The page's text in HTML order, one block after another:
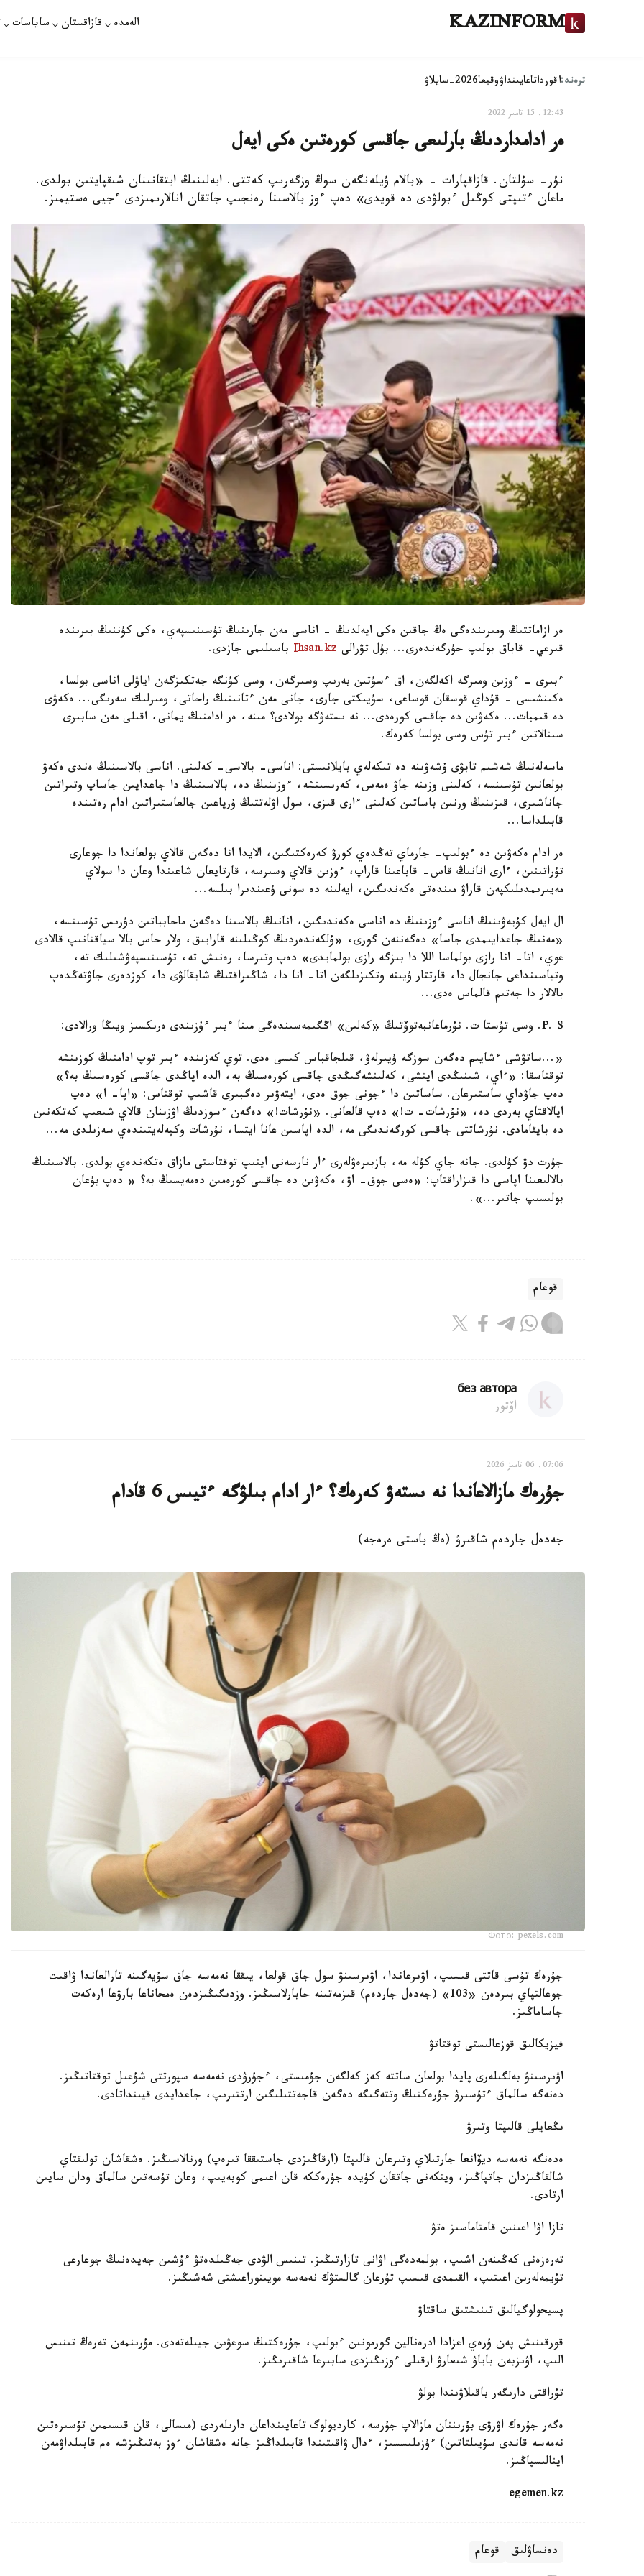
KAZINFORM الەمدە قازاقستان ساياسات
ترەند:اقورداتاعايىنداۋوقيعا2026-سايلاۋ
12:43, 15 تامىز 2022
ەر ادامداردىڭ بارلىعى جاقسى كورەتىن ەكى ايەل
نۇر- سۇلتان. قازاقپارات - «بالام ۇيلەنگەن سوڭ وزگەرىپ كەتتى. ايەلىنىڭ ايتقانىنان شىقپايتىن بولدى.
ماعان ءتىپتى كوڭىل ءبولۋدى دە قويدى» دەپ ءوز بالاسىنا رەنجىپ جاتقان انالارىمىزدى ءجيى ەستيمىز.
ەر ازاماتتىڭ ومىرىندەگى ەڭ جاقىن ەكى ايەلدىڭ - اناسى مەن جارىنىڭ تۇسىنىسپەي، ەكى كۇننىڭ بىرىندە
قىرعي- قاباق بولىپ جۇرگەندەرى... بۇل تۋرالى Іhsan.kz باسىلىمى جازدى.
ءبىرى - ءوزىن ومىرگە اكەلگەن، اق ءسۇتىن بەرىپ وسىرگەن، وسى كۇنگە جەتكىزگەن اياۋلى اناسى بولسا،
ەكىنشىسى - قۇداي قوسقان قوساعى، سۇيىكتى جارى، جانى مەن ءتانىنىڭ راحاتى، ومىرلىك سەرىگى... ەكەۋى
دە قىمبات... ەكەۋىن دە جاقسى كورەدى... نە ىستەۋگە بولادى؟ مىنە، ەر ادامنىڭ يمانى، اقىلى مەن سابىرى
سىنالاتىن ءبىر تۇس وسى بولسا كەرەك.
ماسەلەنىڭ شەشىم تابۋى ۇشەۋىنە دە تىكەلەي بايلانىستى: اناسى- بالاسى- كەلىنى. اناسى بالاسىنىڭ ەندى ەكەۋ
بولعانىن تۇسىنسە، كەلىنى وزىنە جاۋ ەمەس، كەرىسىنشە، ءوزىنىڭ دە، بالاسىنىڭ دا جاعدايىن جاساپ وتىراتىن
جاناشىرى، قىزىنىڭ ورنىن باساتىن كەلىنى ءارى قىزى، سول اۋلەتتىڭ ۇرپاعىن جالعاستىراتىن ادام رەتىندە
قابىلداسا...
ەر ادام ەكەۋىن دە ءبولىپ- جارماي تەڭدەي كورۋ كەرەكتىگىن، الايدا انا دەگەن قالاي بولعاندا دا جوعارى
تۇراتىنىن، ءارى انانىڭ قاس- قاباعىنا قاراپ، ءوزىن قالاي وسىرسە، قارتايعان شاعىندا وعان دا سولاي
مەيىرىمدىلىكپەن قاراۋ مىندەتى ەكەندىگىن، ايەلىنە دە سونى ۇعىندىرا بىلسە...
ال ايەل كۇيەۋىنىڭ اناسى ءوزىنىڭ دە اناسى ەكەندىگىن، انانىڭ بالاسىنا دەگەن ماحابباتىن دۇرىس تۇسىنسە،
«مەنىڭ جاعدايىمدى جاسا» دەگەننەن گورى، «ۇلكەندەردىڭ كوڭىلىنە قارايىق، ولار جاس بالا سياقتانىپ قالادى
عوي، اتا- انا رازى بولماسا اللا دا بىزگە رازى بولمايدى» دەپ وتىرسا، رەنىش تە، تۇسىنىسپەۋشىلىك تە،
وتباسىنداعى جانجال دا، قارتتار ۇيىنە وتكىزىلگەن اتا- انا دا، شاڭىراقتىڭ شايقالۋى دا، كوزدەرى جاۋتەڭدەپ
بالالار دا جەتىم قالماس ەدى...
P. S. وسى تۇستا ت. نۇرماعانبەتوۆتىڭ «كەلىن» اڭگىمەسىندەگى مىنا ءبىر ءۇزىندى ەرىكسىز ويىڭا ورالادى:
«...ساتۋشى ءشايىم دەگەن سوزگە ۇيىرلەۋ، قىلجاقباس كىسى ەدى. توي كەزىندە ءبىر توپ ادامنىڭ كوزىنشە
توقتاسقا: «ءاي، شىنىڭدى ايتشى، كەلىنشەگىڭدى جاقسى كورەسىڭ بە، الدە اپاڭدى جاقسى كورەسىڭ بە؟»
دەپ جاۋداي ساستىرعان. ساساتىن دا ءجونى جوق ەدى، ايتەۋىر دەگبىرى قاشىپ توقتاس: «اپا- ا» دەپ
اپالاقتاي بەردى دە، «نۇرشات- ت!» دەپ قالعانى. «نۇرشات!» دەگەن ءسوزدىڭ اۋزىنان قالاي شىعىپ كەتكەنىن
دە بايقامادى. نۇرشاتتى جاقسى كورگەندىگى مە، الدە اپاسىن عانا ايتسا، نۇرشات وكپەلەيتىندەي سەزىلدى مە...
جۇرت دۋ كۇلدى. جانە جاي كۇلە مە، بازبىرەۋلەرى ءار نارسەنى ايتىپ توقتاستى مازاق ەتكەندەي بولدى. بالاسىنىڭ
بالالىعىنا اپاسى دا قىزاراقتاپ: «ەسى جوق- اۋ، ەكەۋىن دە جاقسى كورەمىن دەمەيسىڭ بە؟ « دەپ بۇعان
بولىسىپ جاتىر...».
قوعام
без автора
اۆتور
07:06, 06 تامىز 2026
جۇرەك مازالاعاندا نە ىستەۋ كەرەك؟ ءار ادام بىلۋگە ءتيىس 6 قادام
جەدەل جاردەم شاقىرۋ (ەڭ باستى ەرەجە)
Фото: pexels.com
جۇرەك تۇسى قاتتى قىسىپ، اۋىرعاندا، اۋىرسىنۋ سول جاق قولعا، يىققا نەمەسە جاق سۇيەگىنە تارالعاندا ۋاقىت
جوعالتپاي بىردەن «103» (جەدەل جاردەم) قىزمەتىنە حابارلاسىڭىز. وزدىگىڭىزدەن ەمحاناعا بارۋعا ارەكەت
جاساماڭىز.
فيزيكالىق قوزعالىستى توقتاتۋ
اۋىرسىنۋ بەلگىلەرى پايدا بولعان ساتتە كەز كەلگەن جۇمىستى، ءجۇرۋدى نەمەسە سپورتتى شۇعىل توقتاتىڭىز.
دەنەگە سالماق ءتۇسىرۋ جۇرەكتىڭ وتتەگىگە دەگەن قاجەتتىلىگىن ارتتىرىپ، جاعدايدى قيىنداتادى.
ىڭعايلى قالىپتا وتىرۋ
ەدەنگە نەمەسە ديۆانعا جارتىلاي وتىرعان قالىپتا (ارقاڭىزدى جاستىققا تىرەپ) ورنالاسىڭىز. ەشقاشان تولىقتاي
شالقاڭىزدان جاتپاڭىز، ويتكەنى جاتقان كۇيدە جۇرەككە قان اعىمى كوبەيىپ، وعان تۇسەتىن سالماق ودان سايىن
ارتادى.
تازا اۋا اعىنىن قامتاماسىز ەتۋ
تەرەزەنى كەڭىنەن اشىپ، بولمەدەگى اۋانى تازارتىڭىز. تىنىس الۋدى جەڭىلدەتۋ ءۇشىن جەيدەنىڭ جوعارعى
تۇيمەلەرىن اعىتىپ، القىمدى قىسىپ تۇرعان گالستۋك نەمەسە مويىنوراعىشتى شەشىڭىز.
پسيحولوگيالىق تىنىشتىق ساقتاۋ
قورقىنىش پەن ۇرەي اعزادا ادرەنالين گورمونىن ءبولىپ، جۇرەكتىڭ سوعۋىن جيىلەتەدى. مۇرىنمەن تەرەڭ تىنىس
الىپ، اۋىزبەن باياۋ شىعارۋ ارقىلى ءوزىڭىزدى سابىرعا شاقىرىڭىز.
تۇراقتى دارىگەر باقىلاۋىندا بولۋ
ەگەر جۇرەك اۋرۋى بۇرىننان مازالاپ جۇرسە، كارديولوگ تاعايىنداعان دارىلەردى (مىسالى، قان قىسىمىن تۇسىرەتىن
نەمەسە قاندى سۇيىلتاتىن) ءۇزىلىسسىز، ءدال ۋاقىتىندا قابىلداڭىز جانە ەشقاشان ءوز بەتىڭىزشە ەم قابىلداۋمەن
اينالىسپاڭىز.
egemen.kz
دەنساۋلىق قوعام